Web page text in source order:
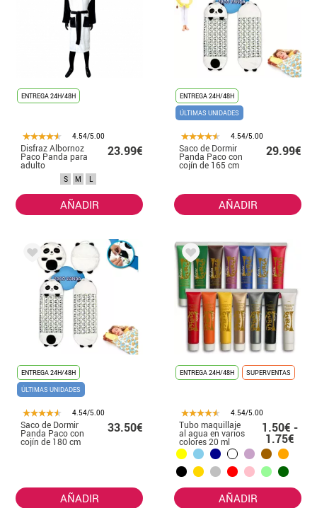
ENTREGA 24H/48H
4.54/5.00
Disfraz Albornoz
Paco Panda para
adulto
23.99€
S M L
AÑADIR
ENTREGA 24H/48H
ÚLTIMAS UNIDADES
4.54/5.00
Saco de Dormir
Panda Paco con
cojín de 165 cm
29.99€
AÑADIR
ENTREGA 24H/48H
ÚLTIMAS UNIDADES
4.54/5.00
Saco de Dormir
Panda Paco con
cojín de 180 cm
33.50€
AÑADIR
ENTREGA 24H/48H SUPERVENTAS
4.54/5.00
Tubo maquillaje
al agua en varios
colores 20 ml
1.50€ -
1.75€
AÑADIR